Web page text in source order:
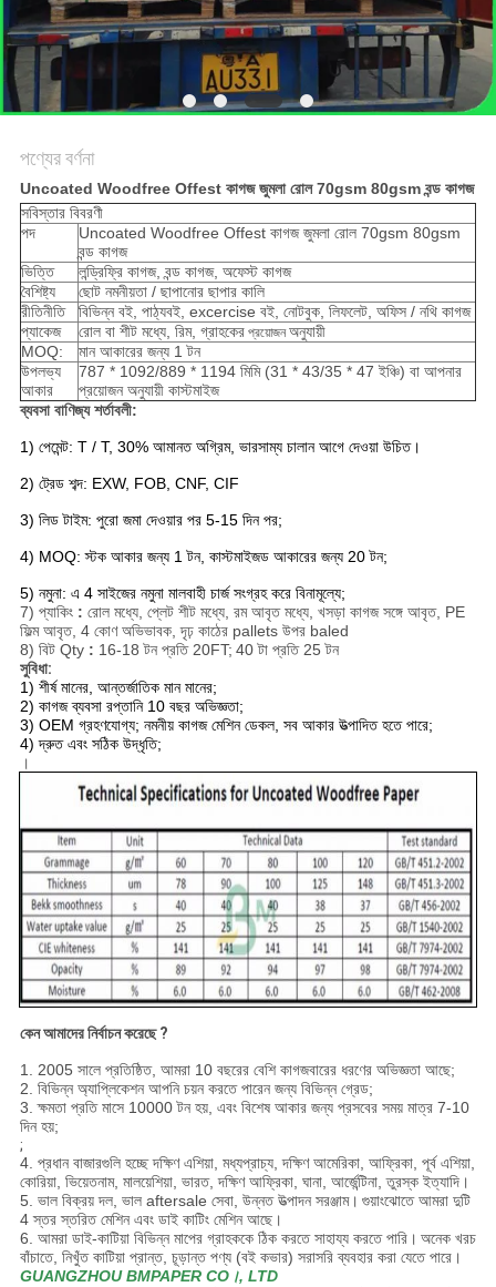
পণ্যের বর্ণনা
Uncoated Woodfree Offest কাগজ জুমলা রোল 70gsm 80gsm বন্ড কাগজ
সবিস্তার বিবরণী
পদ
Uncoated Woodfree Offest কাগজ জুমলা রোল 70gsm 80gsm
বন্ড কাগজ
ভিত্তি
লন্ড্রিফ্রি কাগজ, বন্ড কাগজ, অফেস্ট কাগজ
বৈশিষ্ট্য
ছোট নমনীয়তা / ছাপানোর ছাপার কালি
রীতিনীতি
বিভিন্ন বই, পাঠ্যবই, excercise বই, নোটবুক, লিফলেট, অফিস / নথি কাগজ
প্যাকেজ
রোল বা শীট মধ্যে, রিম, গ্রাহকেরপ্রয়োজনঅনুযায়ী
MOQ:
মান আকারের জন্য 1 টন
উপলভ্য
আকার
787 * 1092/889 * 1194 মিমি (31 * 43/35 * 47 ইঞ্চি) বা আপনার
প্রয়োজন অনুযায়ী কাস্টমাইজ
ব্যবসা বাণিজ্য শর্তাবলী:
1) পেমেন্ট: T / T, 30% আমানত অগ্রিম, ভারসাম্য চালান আগে দেওয়া উচিত।
2) ট্রেড শব্দ: EXW, FOB, CNF, CIF
3) লিড টাইম: পুরো জমা দেওয়ার পর 5-15 দিন পর;
4) MOQ: স্টক আকার জন্য 1 টন, কাস্টমাইজড আকারের জন্য 20 টন;
5) নমুনা: এ 4 সাইজের নমুনা মালবাহী চার্জ সংগ্রহ করে বিনামূল্যে;
7) প্যাকিং : রোল মধ্যে, প্লেট শীট মধ্যে, রম আবৃত মধ্যে, খসড়া কাগজ সঙ্গে আবৃত, PE
ফিল্ম আবৃত, 4 কোণ অভিভাবক, দৃঢ় কাঠের pallets উপর baled
8) বিট Qty : 16-18 টন প্রতি 20FT; 40 টা প্রতি 25 টন
সুবিধা:
1) শীর্ষ মানের, আন্তর্জাতিক মান মানের;
2) কাগজ ব্যবসা রপ্তানি 10 বছর অভিজ্ঞতা;
3) OEM গ্রহণযোগ্য; নমনীয় কাগজ মেশিন ডেকল, সব আকার উত্পাদিত হতে পারে;
4) দ্রুত এবং সঠিক উদ্ধৃতি;
।
কেন আমাদের নির্বাচন করেছে ?
1. 2005 সালে প্রতিষ্ঠিত, আমরা 10 বছরের বেশি কাগজবারের ধরণের অভিজ্ঞতা আছে;
2. বিভিন্ন অ্যাপ্লিকেশন আপনি চয়ন করতে পারেন জন্য বিভিন্ন গ্রেড;
3. ক্ষমতা প্রতি মাসে 10000 টন হয়, এবং বিশেষ আকার জন্য প্রসবের সময় মাত্র 7-10
দিন হয়;
;
4. প্রধান বাজারগুলি হচ্ছে দক্ষিণ এশিয়া, মধ্যপ্রাচ্য, দক্ষিণ আমেরিকা, আফ্রিকা, পূর্ব এশিয়া,
কোরিয়া, ভিয়েতনাম, মালয়েশিয়া, ভারত, দক্ষিণ আফ্রিকা, ঘানা, আর্জেন্টিনা, তুরস্ক ইত্যাদি।
5. ভাল বিক্রয় দল, ভাল aftersale সেবা, উন্নত উত্পাদন সরঞ্জাম। গুয়াংঝোতে আমরা দুটি
4 স্তর স্তরিত মেশিন এবং ডাই কাটিং মেশিন আছে।
6. আমরা ডাই-কাটিয়া বিভিন্ন মাপের গ্রাহককে ঠিক করতে সাহায্য করতে পারি। অনেক খরচ
বাঁচাতে, নিখুঁত কাটিয়া প্রান্ত, চূড়ান্ত পণ্য (বই কভার) সরাসরি ব্যবহার করা যেতে পারে।
GUANGZHOU BMPAPER CO।, LTD